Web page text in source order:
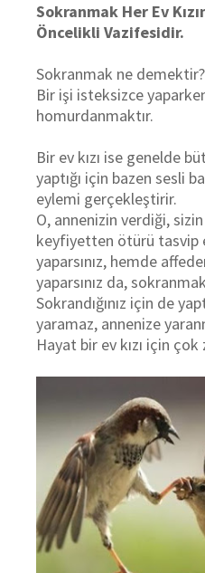
Sokranmak Her Ev
Öncelikli Vazifesidir.
Sokranmak ne demektir?
Bir işi isteksizce
homurdanmaktır.
Bir ev kızı ise genelde
yaptığı için bazen sesli
eylemi gerçekleştirir.
O, annenizin verdiği,
keyfiyetten ötürü tasvip
yaparsınız, hemde
yaparsınız da,
Sokrandığınız için de
yaramaz, annenize
Hayat bir ev kızı için